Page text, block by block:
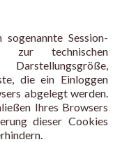
Session-
zur technischen
die ein Einloggen
abgelegt werden.
Ihres Browsers
dieser Cookies